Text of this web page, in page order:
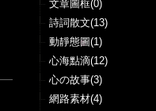
文章圖框(0)
詩詞散文(13)
動靜態圖(1)
心海點滴(12)
心の故事(3)
網路素材(4)